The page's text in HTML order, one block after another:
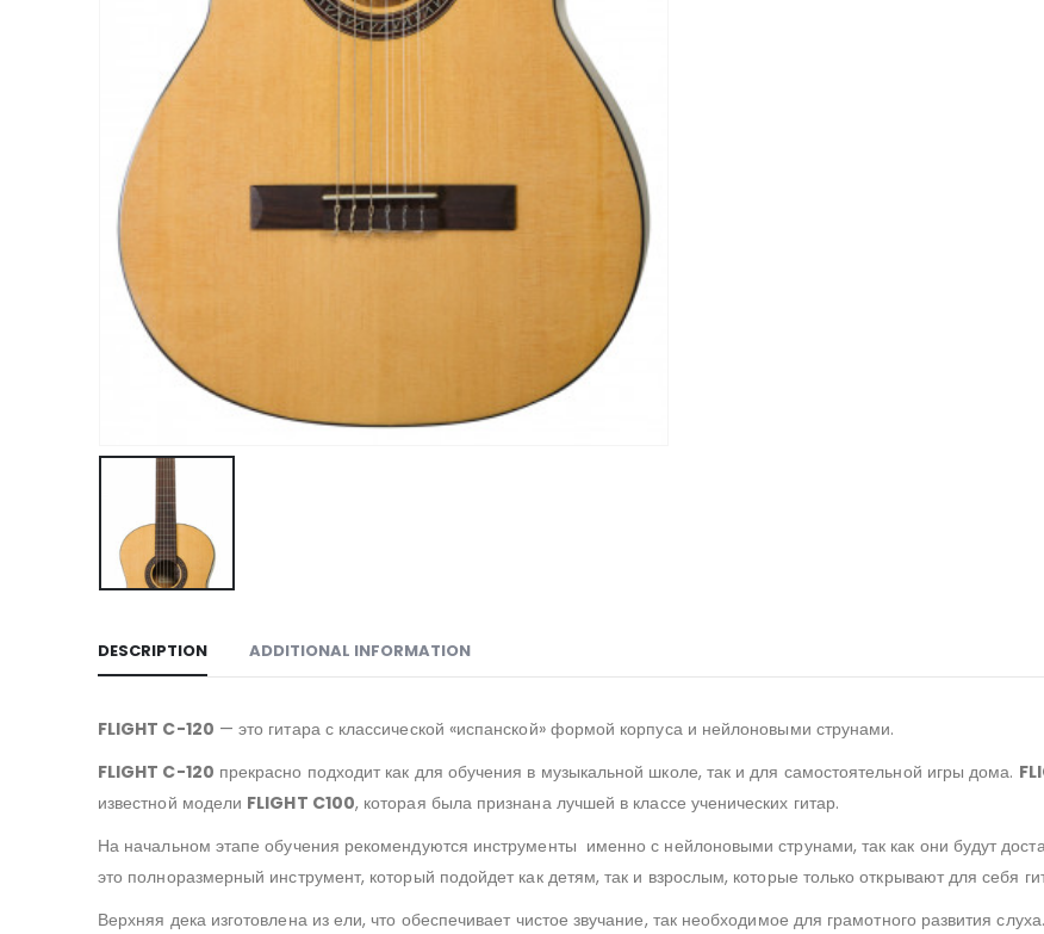
DESCRIPTION ADDITIONAL INFORMATION
FLIGHT C-120 — это гитара с классической «испанской» формой корпуса и нейлоновыми струнами.
FLIGHT C-120 прекрасно подходит как для обучения в музыкальной школе, так и для самостоятельной игры дома.
известной модели FLIGHT C100, которая была признана лучшей в классе ученических гитар.
На начальном этапе обучения рекомендуются инструменты именно с нейлоновыми струнами, так как они будут
это полноразмерный инструмент, который подойдет как детям, так и взрослым, которые только открывают для себя
Верхняя дека изготовлена из ели, что обеспечивает чистое звучание, так необходимое для грамотного развития